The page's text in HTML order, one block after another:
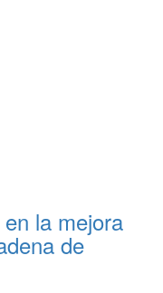
la mejora
de